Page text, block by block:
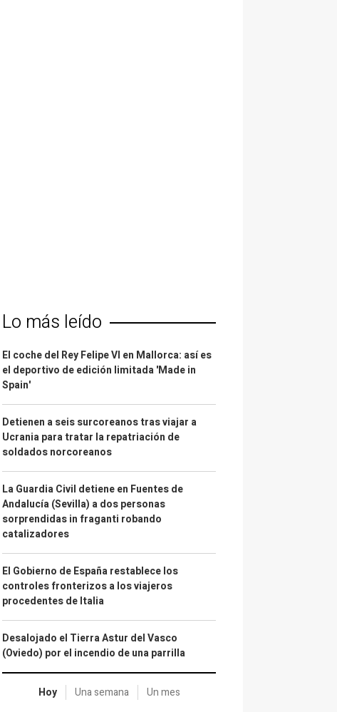
Lo más leído
El coche del Rey Felipe VI en Mallorca: así es
el deportivo de edición limitada 'Made in
Spain'
Detienen a seis surcoreanos tras viajar a
Ucrania para tratar la repatriación de
soldados norcoreanos
La Guardia Civil detiene en Fuentes de
Andalucía (Sevilla) a dos personas
sorprendidas in fraganti robando
catalizadores
El Gobierno de España restablece los
controles fronterizos a los viajeros
procedentes de Italia
Desalojado el Tierra Astur del Vasco
(Oviedo) por el incendio de una parrilla
Hoy Una semana Un mes